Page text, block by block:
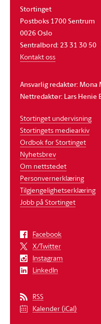
Stortinget
Postboks 1700 Sentrum
0026 Oslo
Sentralbord: 23 31 30 50
Kontakt oss
Ansvarlig redaktør: Mona
Nettredaktør: Lars Henie
Stortinget undervisning
Stortingets mediearkiv
Ordbok for Stortinget
Nyhetsbrev
Om nettstedet
Personvernerklæring
Tilgjengelighetserklæring
Jobb på Stortinget
Facebook
X/Twitter
Instagram
LinkedIn
RSS
Kalender (iCal)